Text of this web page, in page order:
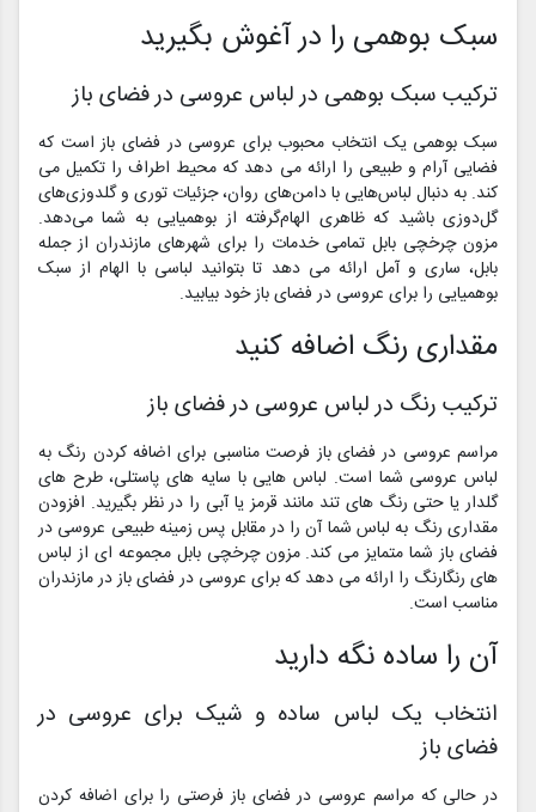
سبک بوهمی را در آغوش بگیرید
ترکیب سبک بوهمی در لباس عروسی در فضای باز
سبک بوهمی یک انتخاب محبوب برای عروسی در فضای باز است که
فضایی آرام و طبیعی را ارائه می دهد که محیط اطراف را تکمیل می
کند. به دنبال لباس‌هایی با دامن‌های روان، جزئیات توری و گلدوزی‌های
گل‌دوزی باشید که ظاهری الهام‌گرفته از بوهمیایی به شما می‌دهد.
مزون چرخچی بابل تمامی خدمات را برای شهرهای مازندران از جمله
بابل، ساری و آمل ارائه می دهد تا بتوانید لباسی با الهام از سبک
بوهمیایی را برای عروسی در فضای باز خود بیابید.
مقداری رنگ اضافه کنید
ترکیب رنگ در لباس عروسی در فضای باز
مراسم عروسی در فضای باز فرصت مناسبی برای اضافه کردن رنگ به
لباس عروسی شما است. لباس هایی با سایه های پاستلی، طرح های
گلدار یا حتی رنگ های تند مانند قرمز یا آبی را در نظر بگیرید. افزودن
مقداری رنگ به لباس شما آن را در مقابل پس زمینه طبیعی عروسی در
فضای باز شما متمایز می کند. مزون چرخچی بابل مجموعه ای از لباس
های رنگارنگ را ارائه می دهد که برای عروسی در فضای باز در مازندران
مناسب است.
آن را ساده نگه دارید
انتخاب یک لباس ساده و شیک برای عروسی در
فضای باز
در حالی که مراسم عروسی در فضای باز فرصتی را برای اضافه کردن